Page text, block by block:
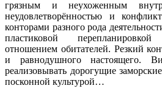
грязным и неухоженным
неудовлетворённостью и
конторами разного рода
пластиковой
отношением обитателей. Резкий
и равнодушного настоящего.
реализовывать дорогущие
посконной культурой…